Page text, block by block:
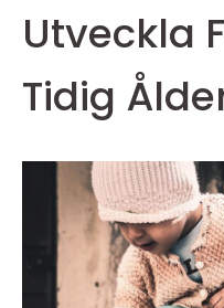
Utveckla
Tidig